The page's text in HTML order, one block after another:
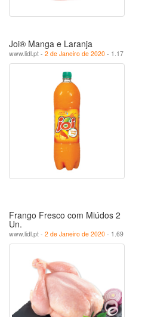
Joi® Manga e Laranja
www.lidl.pt - 2 de Janeiro de 2020 - 1.17
Frango Fresco com Miúdos 2
Un.
www.lidl.pt - 2 de Janeiro de 2020 - 1.69